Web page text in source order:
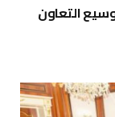
التعاون